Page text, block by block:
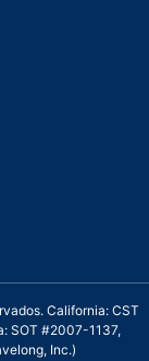
California: CST
SOT #2007-1137,
Inc.)